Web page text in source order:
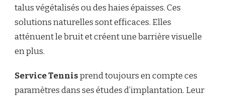
talus végétalisés ou des haies épaisses. Ces
solutions naturelles sont efficaces. Elles
atténuent le bruit et créent une barrière visuelle
en plus.
Service Tennisprend toujours en compte ces
paramètres dans ses études d’implantation. Leur